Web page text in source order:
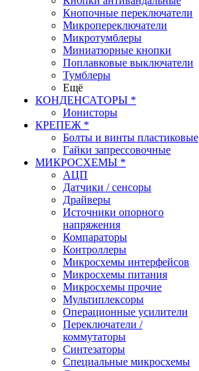
Кнопочные переключатели
Микропереключатели
Микротумблеры
Миниатюрные кнопки
Поплавковые выключатели
Тумблеры
Ещё
КОНДЕНСАТОРЫ *
Ионисторы
КРЕПЕЖ *
Болты и винты пластиковые
Гайки запрессовочные
МИКРОСХЕМЫ *
АЦП
Датчики / сенсоры
Драйверы
Источники опорного
напряжения
Компараторы
Контроллеры
Микросхемы интерфейсов
Микросхемы питания
Микросхемы прочие
Мультиплексоры
Операционные усилители
Переключатели /
коммутаторы
Синтезаторы
Специальные микросхемы